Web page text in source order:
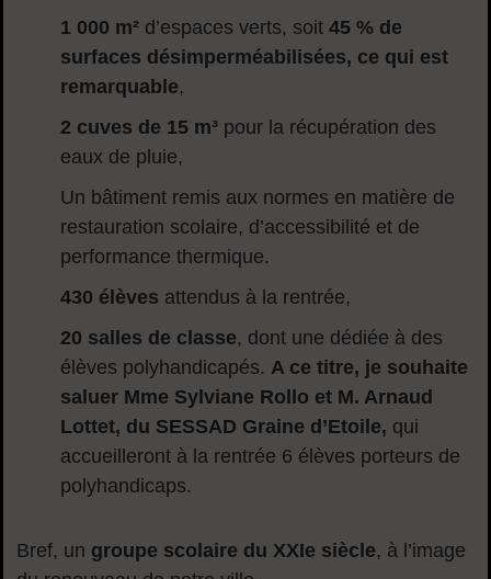
1 000 m² d’espaces verts, soit 45 % de
surfaces désimperméabilisées, ce qui est
remarquable,
2 cuves de 15 m³ pour la récupération des
eaux de pluie,
Un bâtiment remis aux normes en matière de
restauration scolaire, d’accessibilité et de
performance thermique.
430 élèves attendus à la rentrée,
20 salles de classe, dont une dédiée à des
élèves polyhandicapés. A ce titre, je souhaite
saluer Mme Sylviane Rollo et M. Arnaud
Lottet, du SESSAD Graine d’Etoile, qui
accueilleront à la rentrée 6 élèves porteurs de
polyhandicaps.
Bref, un groupe scolaire du XXIe siècle, à l’image